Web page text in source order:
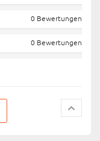
0 Bewertungen
0 Bewertungen